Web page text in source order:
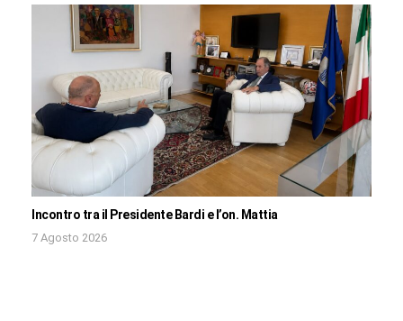
Incontro tra il Presidente Bardi e l’on. Mattia
7 Agosto 2026